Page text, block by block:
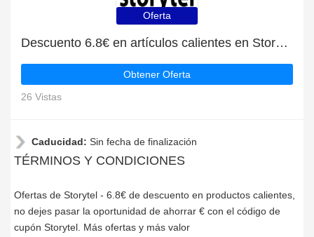
Oferta
Descuento 6.8€ en artículos calientes en Storytel
Obtener Oferta
26 Vistas
Caducidad: Sin fecha de finalización
TÉRMINOS Y CONDICIONES
Ofertas de Storytel - 6.8€ de descuento en productos calientes,
no dejes pasar la oportunidad de ahorrar € con el código de
cupón Storytel. Más ofertas y más valor